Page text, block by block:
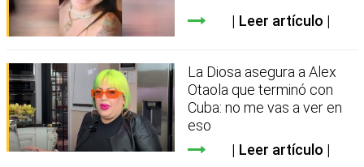
Leer artículo
La Diosa asegura a Alex
Otaola que terminó con
Cuba: no me vas a ver en
eso
Leer artículo